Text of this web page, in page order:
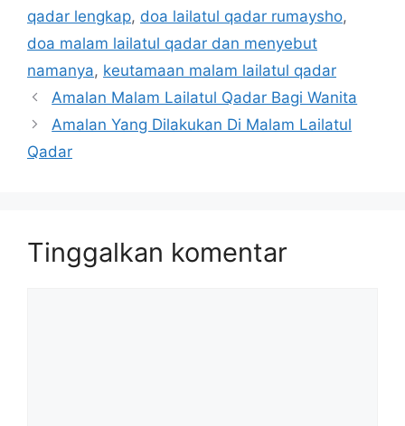
qadar lengkap, doa lailatul qadar rumaysho,
doa malam lailatul qadar dan menyebut
namanya, keutamaan malam lailatul qadar
Amalan Malam Lailatul Qadar Bagi Wanita
Amalan Yang Dilakukan Di Malam Lailatul
Qadar
Tinggalkan komentar